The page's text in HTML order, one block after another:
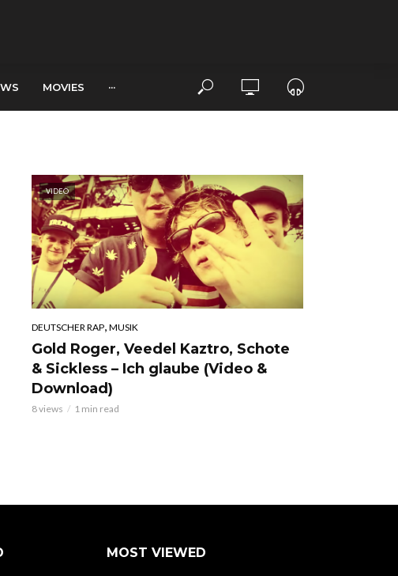
MOVIES ···
VIDEO
DEUTSCHER RAP, MUSIK
Gold Roger, Veedel Kaztro, Schote
& Sickless – Ich glaube (Video &
Download)
8 views 1 min read
MOST VIEWED